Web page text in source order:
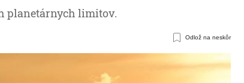
planetárnych limitov.
Odlož na neskôr